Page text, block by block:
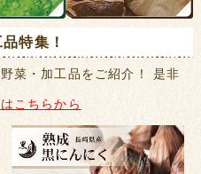
特集！
菜・加工品をご紹介！ 是非
こちらから